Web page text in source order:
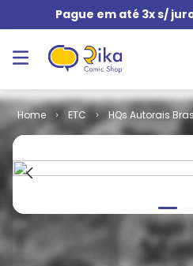
Pague em até 3x s/
ETC HQs Autorais